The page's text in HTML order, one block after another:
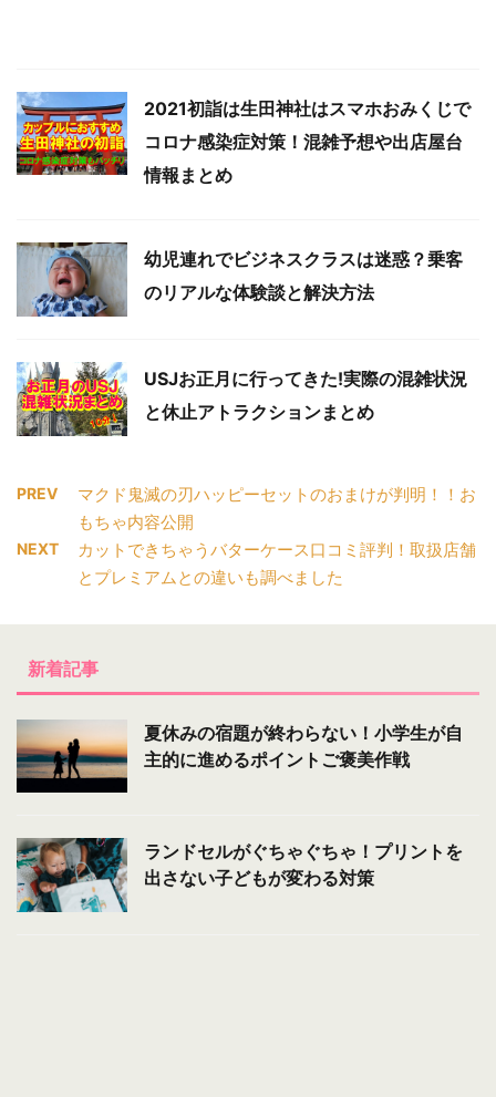
2021初詣は生田神社はスマホおみくじで
コロナ感染症対策！混雑予想や出店屋台
情報まとめ
幼児連れでビジネスクラスは迷惑？乗客
のリアルな体験談と解決方法
USJお正月に行ってきた!実際の混雑状況
と休止アトラクションまとめ
PREV
マクド鬼滅の刃ハッピーセットのおまけが判明！！お
もちゃ内容公開
NEXT
カットできちゃうバターケース口コミ評判！取扱店舗
とプレミアムとの違いも調べました
新着記事
夏休みの宿題が終わらない！小学生が自
主的に進めるポイントご褒美作戦
ランドセルがぐちゃぐちゃ！プリントを
出さない子どもが変わる対策